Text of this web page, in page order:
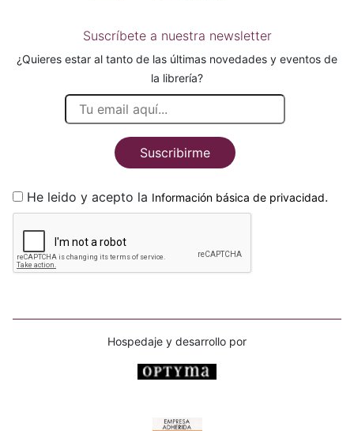
Suscríbete a nuestra newsletter
¿Quieres estar al tanto de las últimas novedades y eventos de
la librería?
Suscribirme
He leido y acepto la Información básica de privacidad.
Hospedaje y desarrollo por